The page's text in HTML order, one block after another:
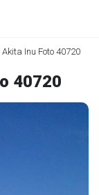
Akita Inu Foto 40720
40720